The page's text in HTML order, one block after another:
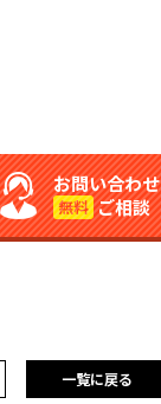
お問い合わせ
無料 ご相談
一覧に戻る